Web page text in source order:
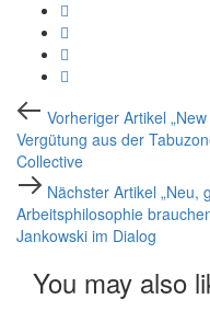
Vorheriger
Artikel
Vorheriger Artikel
Vergütung aus der
Collective
Nächster
Artikel
Nächster Artikel „Neu,
Arbeitsphilosophie
Jankowski im Dialog
You may also